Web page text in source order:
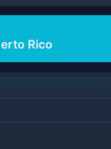
Rico